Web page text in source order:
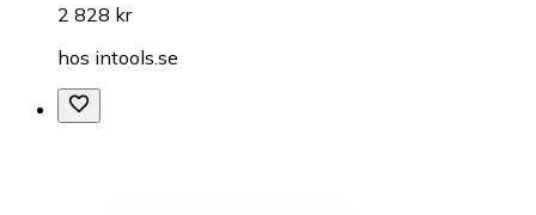
2 828 kr
hos intools.se